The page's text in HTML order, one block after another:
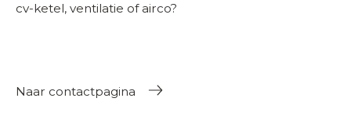
cv-ketel, ventilatie of airco?
Naar contactpagina